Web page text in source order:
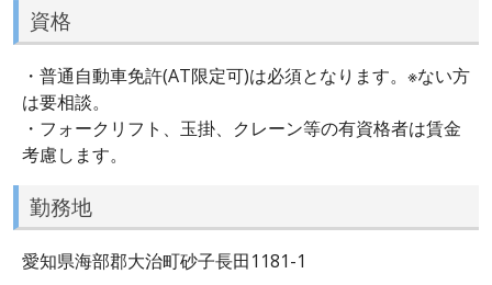
資格
・普通自動車免許(AT限定可)は必須となります。※ない方
は要相談。
・フォークリフト、玉掛、クレーン等の有資格者は賃金
考慮します。
勤務地
愛知県海部郡大治町砂子長田1181-1